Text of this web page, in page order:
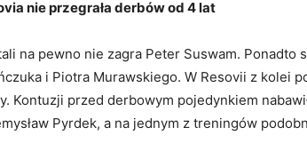
nie przegrała derbów od 4 lat
na pewno nie zagra Peter Suswam. Ponadto
i Piotra Murawskiego. W Resovii z kolei
Kontuzji przed derbowym pojedynkiem
Pyrdek, a na jednym z treningów